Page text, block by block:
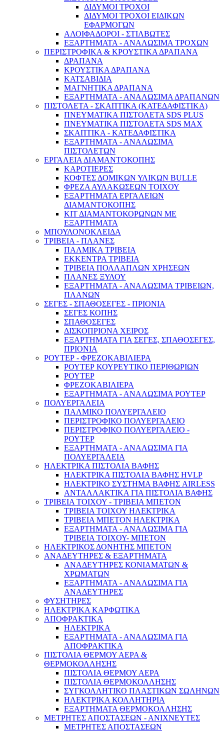
Γεννήτριες & Κινητήρες
Αντλίες & Πιεστικά
Κήπος & Αγρός
ΔΙΔΥΜΟΙ ΤΡΟΧΟΙ
ΔΙΔΥΜΟΙ ΤΡΟΧΟΙ ΕΙΔΙΚΩΝ
ΕΦΑΡΜΟΓΩΝ
ΑΛΟΙΦΑΔΟΡΟΙ - ΣΤΙΛΒΩΤΕΣ
ΕΞΑΡΤΗΜΑΤΑ - ΑΝΑΛΩΣΙΜΑ ΤΡΟΧΩΝ
ΠΕΡΙΣΤΡΟΦΙΚΑ & ΚΡΟΥΣΤΙΚΑ ΔΡΑΠΑΝΑ
ΔΡΑΠΑΝΑ
ΚΡΟΥΣΤΙΚΑ ΔΡΑΠΑΝΑ
ΚΑΤΣΑΒΙΔΙΑ
ΜΑΓΝΗΤΙΚΑ ΔΡΑΠΑΝΑ
ΕΞΑΡΤΗΜΑΤΑ - ΑΝΑΛΩΣΙΜΑ ΔΡΑΠΑΝΩΝ
ΠΙΣΤΟΛΕΤΑ - ΣΚΑΠΤΙΚΑ (ΚΑΤΕΔΑΦΙΣΤΙΚΑ)
ΠΝΕΥΜΑΤΙΚΑ ΠΙΣΤΟΛΕΤΑ SDS PLUS
ΠΝΕΥΜΑΤΙΚΑ ΠΙΣΤΟΛΕΤΑ SDS MAX
ΣΚΑΠΤΙΚΑ - ΚΑΤΕΔΑΦΙΣΤΙΚΑ
ΕΞΑΡΤΗΜΑΤΑ - ΑΝΑΛΩΣΙΜΑ
ΠΙΣΤΟΛΕΤΩΝ
ΕΡΓΑΛΕΙΑ ΔΙΑΜΑΝΤΟΚΟΠΗΣ
ΚΑΡΟΤΙΕΡΕΣ
ΚΟΦΤΕΣ ΔΟΜΙΚΩΝ ΥΛΙΚΩΝ BULLE
ΦΡΕΖΑ ΑΥΛΑΚΩΣΕΩΝ ΤΟΙΧΟΥ
ΕΞΑΡΤΗΜΑΤΑ ΕΡΓΑΛΕΙΩΝ
ΔΙΑΜΑΝΤΟΚΟΠΗΣ
ΚΙΤ ΔΙΑΜΑΝΤΟΚΟΡΩΝΩΝ ΜΕ
ΕΞΑΡΤΗΜΑΤΑ
ΜΠΟΥΛΟΝΟΚΛΕΙΔΑ
ΤΡΙΒΕΙΑ - ΠΛΑΝΕΣ
ΠΑΛΜΙΚΑ ΤΡΙΒΕΙΑ
ΕΚΚΕΝΤΡΑ ΤΡΙΒΕΙΑ
ΤΡΙΒΕΙΑ ΠΟΛΛΑΠΛΩΝ ΧΡΗΣΕΩΝ
ΠΛΑΝΕΣ ΞΥΛΟΥ
ΕΞΑΡΤΗΜΑΤΑ - ΑΝΑΛΩΣΙΜΑ ΤΡΙΒΕΙΩΝ,
ΠΛΑΝΩΝ
ΣΕΓΕΣ - ΣΠΑΘΟΣΕΓΕΣ - ΠΡΙΟΝΙΑ
ΣΕΓΕΣ ΚΟΠΗΣ
ΣΠΑΘΟΣΕΓΕΣ
ΔΙΣΚΟΠΡΙΟΝΑ ΧΕΙΡΟΣ
ΕΞΑΡΤΗΜΑΤΑ ΓΙΑ ΣΕΓΕΣ, ΣΠΑΘΟΣΕΓΕΣ,
ΠΡΙΟΝΙΑ
ΡΟΥΤΕΡ - ΦΡΕΖΟΚΑΒΙΛΙΕΡΑ
ΡΟΥΤΕΡ ΚΟΥΡΕΥΤΙΚΟ ΠΕΡΙΘΩΡΙΩΝ
ΡΟΥΤΕΡ
ΦΡΕΖΟΚΑΒΙΛΙΕΡΑ
ΕΞΑΡΤΗΜΑΤΑ - ΑΝΑΛΩΣΙΜΑ ΡΟΥΤΕΡ
ΠΟΛΥΕΡΓΑΛΕΙΑ
ΠΑΛΜΙΚΟ ΠΟΛΥΕΡΓΑΛΕΙΟ
ΠΕΡΙΣΤΡΟΦΙΚΟ ΠΟΛΥΕΡΓΑΛΕΙΟ
ΠΕΡΙΣΤΡΟΦΙΚΟ ΠΟΛΥΕΡΓΑΛΕΙΟ -
ΡΟΥΤΕΡ
ΕΞΑΡΤΗΜΑΤΑ - ΑΝΑΛΩΣΙΜΑ ΓΙΑ
ΠΟΛΥΕΡΓΑΛΕΙΑ
ΗΛΕΚΤΡΙΚΑ ΠΙΣΤΟΛΙΑ ΒΑΦΗΣ
ΗΛΕΚΤΡΙΚΑ ΠΙΣΤΟΛΙΑ ΒΑΦΗΣ HVLP
ΗΛΕΚΤΡΙΚΟ ΣΥΣΤΗΜΑ ΒΑΦΗΣ AIRLESS
ΑΝΤΑΛΛΑΚΤΙΚΑ ΓΙΑ ΠΙΣΤΟΛΙΑ ΒΑΦΗΣ
ΤΡΙΒΕΙΑ ΤΟΙΧΟΥ - ΤΡΙΒΕΙΑ ΜΠΕΤΟΝ
ΤΡΙΒΕΙΑ ΤΟΙΧΟΥ ΗΛΕΚΤΡΙΚΑ
ΤΡΙΒΕΙΑ ΜΠΕΤΟΝ ΗΛΕΚΤΡΙΚΑ
ΕΞΑΡΤΗΜΑΤΑ - ΑΝΑΛΩΣΙΜΑ ΓΙΑ
ΤΡΙΒΕΙΑ ΤΟΙΧΟΥ- ΜΠΕΤΟΝ
ΗΛΕΚΤΡΙΚΟΣ ΔΟΝΗΤΗΣ ΜΠΕΤΟΝ
ΑΝΑΔΕΥΤΗΡΕΣ & ΕΞΑΡΤΗΜΑΤΑ
ΑΝΑΔΕΥΤΗΡΕΣ ΚΟΝΙΑΜΑΤΩΝ &
ΧΡΩΜΑΤΩΝ
ΕΞΑΡΤΗΜΑΤΑ - ΑΝΑΛΩΣΙΜΑ ΓΙΑ
ΑΝΑΔΕΥΤΗΡΕΣ
ΦΥΣΗΤΗΡΕΣ
ΗΛΕΚΤΡΙΚΑ ΚΑΡΦΩΤΙΚΑ
ΑΠΟΦΡΑΚΤΙΚΑ
ΗΛΕΚΤΡΙΚΑ
ΕΞΑΡΤΗΜΑΤΑ - ΑΝΑΛΩΣΙΜΑ ΓΙΑ
ΑΠΟΦΡΑΚΤΙΚΑ
ΠΙΣΤΟΛΙΑ ΘΕΡΜΟΥ ΑΕΡΑ &
ΘΕΡΜΟΚΟΛΛΗΣΗΣ
ΠΙΣΤΟΛΙΑ ΘΕΡΜΟΥ ΑΕΡΑ
ΠΙΣΤΟΛΙΑ ΘΕΡΜΟΚΟΛΛΗΣΗΣ
ΣΥΓΚΟΛΛΗΤΙΚΟ ΠΛΑΣΤΙΚΩΝ ΣΩΛΗΝΩΝ
ΗΛΕΚΤΡΙΚΑ ΚΟΛΛΗΤΗΡΙΑ
ΕΞΑΡΤΗΜΑΤΑ ΘΕΡΜΟΚΟΛΛΗΣΗΣ
ΜΕΤΡΗΤΕΣ ΑΠΟΣΤΑΣΕΩΝ - ΑΝΙΧΝΕΥΤΕΣ
ΜΕΤΡΗΤΕΣ ΑΠΟΣΤΑΣΕΩΝ